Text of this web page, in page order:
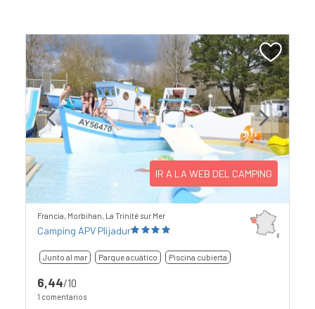
Previous Next
IR A LA WEB DEL CAMPING
Francia, Morbihan, La Trinité sur Mer
Camping APV Plijadur
Junto al mar Parque acuático Piscina cubierta
6,44/10
1 comentarios